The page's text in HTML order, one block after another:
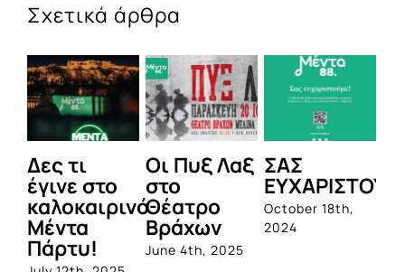
Σχετικά άρθρα
Δες τι
έγινε στο
καλοκαιρινό
Μέντα
Πάρτυ!
Οι Πυξ Λαξ
στο
Θέατρο
Βράχων
June 4th, 2025
ΣΑΣ
October 18th,
2024